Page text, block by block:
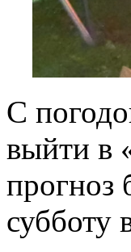
С
выйти в
прогноз
субботу